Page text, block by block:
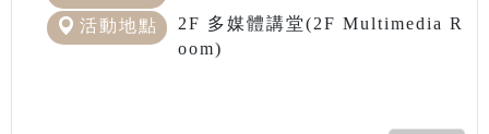
活動地點
2F 多媒體講堂(2F Multimedia R
oom)